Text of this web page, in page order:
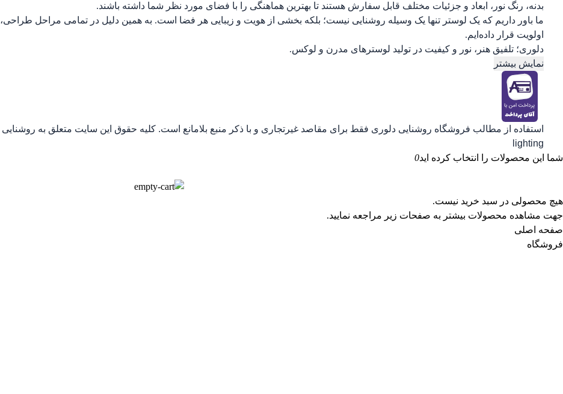
بدنه، رنگ نور، ابعاد و جزئیات مختلف قابل سفارش هستند تا بهترین هماهنگی را با فضای مورد نظر شما داشته باشند.
ما باور داریم که یک لوستر تنها یک وسیله روشنایی نیست؛ بلکه بخشی از هویت و زیبایی هر فضا است. به همین دلیل در تمامی مراحل طراحی،
اولویت قرار داده‌ایم.
دلوری؛ تلفیق هنر، نور و کیفیت در تولید لوسترهای مدرن و لوکس.
نمایش بیشتر
استفاده از مطالب فروشگاه روشنایی دلوری فقط برای مقاصد غیرتجاری و با ذکر منبع بلامانع است. کلیه حقوق این سایت متعلق به
lighting
شما این محصولات را انتخاب کرده اید0
هیچ محصولی در سبد خرید نیست.
جهت مشاهده محصولات بیشتر به صفحات زیر مراجعه نمایید.
صفحه اصلی
فروشگاه